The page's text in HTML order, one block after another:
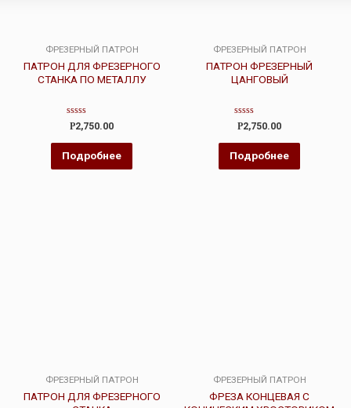
ФРЕЗЕРНЫЙ ПАТРОН
ПАТРОН ДЛЯ ФРЕЗЕРНОГО
СТАНКА ПО МЕТАЛЛУ
Оценка
0
из
5
Р2,750.00
Подробнее
ФРЕЗЕРНЫЙ ПАТРОН
ПАТРОН ФРЕЗЕРНЫЙ
ЦАНГОВЫЙ
Оценка
0
из
5
Р2,750.00
Подробнее
ФРЕЗЕРНЫЙ ПАТРОН
ПАТРОН ДЛЯ ФРЕЗЕРНОГО
ФРЕЗЕРНЫЙ ПАТРОН
ФРЕЗА КОНЦЕВАЯ С